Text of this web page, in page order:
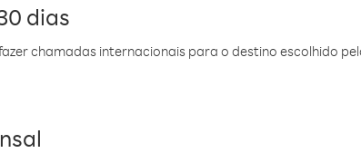
dias
chamadas internacionais para o destino escolhido